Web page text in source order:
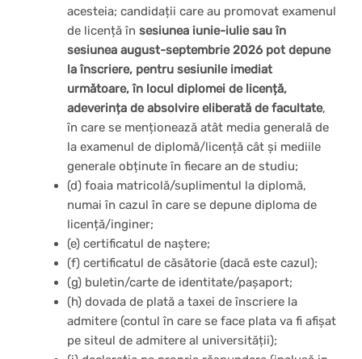
acesteia; candidații care au promovat examenul
de licență însesiunea iunie-iulie sau în
sesiunea august-septembrie 2026 pot depune
la înscriere, pentru sesiunile imediat
următoare, în locul diplomei de licență,
adeverința de absolvire eliberată de facultate,
în care se menționează atât media generală de
la examenul de diplomă/licență cât și mediile
generale obținute în fiecare an de studiu;
(d) foaia matricolă/suplimentul la diplomă,
numai în cazul în care se depune diploma de
licență/inginer;
(e) certificatul de naștere;
(f) certificatul de căsătorie (dacă este cazul);
(g) buletin/carte de identitate/pașaport;
(h) dovada de plată a taxei de înscriere la
admitere (contul în care se face plata va fi afișat
pe siteul de admitere al universității);